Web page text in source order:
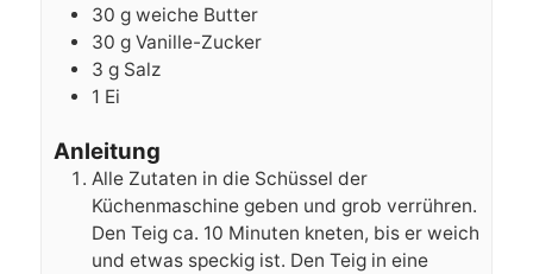
30 g weiche Butter
30 g Vanille-Zucker
3 g Salz
1 Ei
Anleitung
Alle Zutaten in die Schüssel der
Küchenmaschine geben und grob verrühren.
Den Teig ca. 10 Minuten kneten, bis er weich
und etwas speckig ist. Den Teig in eine